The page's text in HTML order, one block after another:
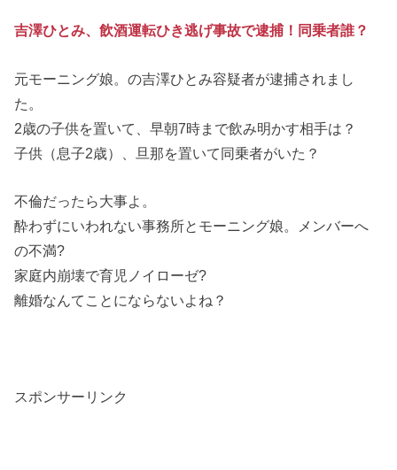
吉澤ひとみ、飲酒運転ひき逃げ事故で逮捕！同乗者誰？
元モーニング娘。の吉澤ひとみ容疑者が逮捕されまし
た。
2歳の子供を置いて、早朝7時まで飲み明かす相手は？
子供（息子2歳）、旦那を置いて同乗者がいた？
不倫だったら大事よ。
酔わずにいわれない事務所とモーニング娘。メンバーへ
の不満?
家庭内崩壊で育児ノイローゼ?
離婚なんてことにならないよね？
スポンサーリンク